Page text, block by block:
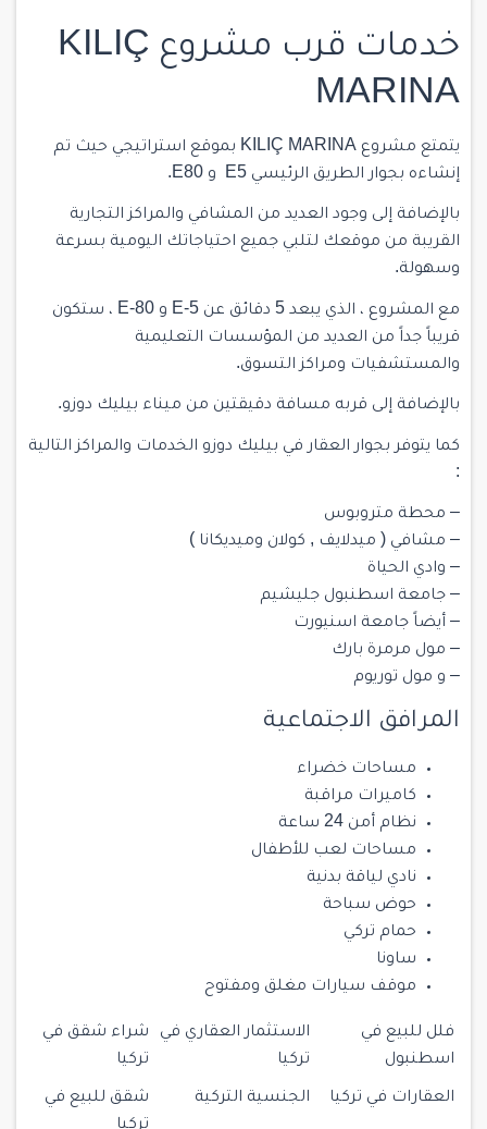
خدمات قرب مشروع KILIÇ
MARINA
يتمتع مشروع KILIÇ MARINA بموقع استراتيجي حيث تم
إنشاءه بجوار الطريق الرئيسي E5 و E80.
بالإضافة إلى وجود العديد من المشافي والمراكز التجارية
القريبة من موقعك لتلبي جميع احتياجاتك اليومية بسرعة
وسهولة.
مع المشروع ، الذي يبعد 5 دقائق عن E-5 و E-80 ، ستكون
قريباً جداً من العديد من المؤسسات التعليمية
والمستشفيات ومراكز التسوق.
بالإضافة إلى قربه مسافة دقيقتين من ميناء بيليك دوزو.
كما يتوفر بجوار العقار في بيليك دوزو الخدمات والمراكز التالية
:
– محطة متروبوس
– مشافي ( ميدلايف , كولان وميديكانا )
– وادي الحياة
– جامعة اسطنبول جليشيم
– أيضاً جامعة اسنيورت
– مول مرمرة بارك
– و مول توريوم
المرافق الاجتماعية
مساحات خضراء
كاميرات مراقبة
نظام أمن 24 ساعة
مساحات لعب للأطفال
نادي لياقة بدنية
حوض سباحة
حمام تركي
ساونا
موقف سيارات مغلق ومفتوح
فلل للبيع في
اسطنبول
الاستثمار العقاري في
تركيا
شراء شقق في
تركيا
العقارات في تركيا الجنسية التركية
شقق للبيع في